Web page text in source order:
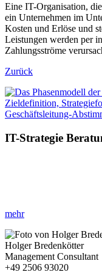
Eine IT-Organisation,
ein Unternehmen im
Kosten und Erlöse und
Leistungen werden per
Zahlungsströme
Zurück
IT-Strategie
mehr
Holger Bredenkötter
Management Consultant
+49 2506 93020